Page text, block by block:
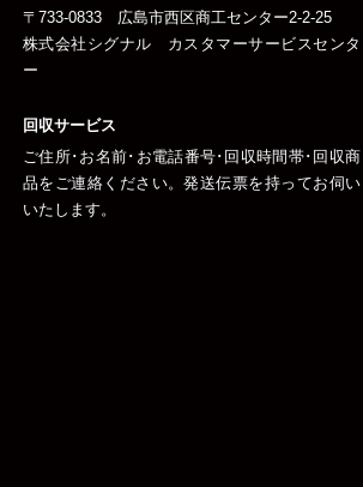
〒733-0833 広島市西区商工センター2-2-25
株式会社シグナル カスタマーサービスセンタ
ー
回収サービス
ご住所･お名前･お電話番号･回収時間帯･回収商
品をご連絡ください。発送伝票を持ってお伺い
いたします。